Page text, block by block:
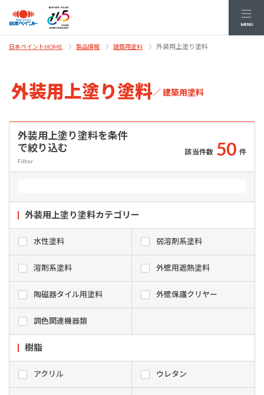
MENU
日本ペイントHOME 製品情報 建築用塗料 外装用上塗り塗料
外装用上塗り塗料／ 建築用塗料
外装用上塗り塗料を条件
で絞り込む
Filter
該当件数 50 件
外装用上塗り塗料カテゴリー
水性塗料 弱溶剤系塗料
溶剤系塗料 外壁用遮熱塗料
陶磁器タイル用塗料 外壁保護クリヤー
調色関連機器類
樹脂
アクリル ウレタン